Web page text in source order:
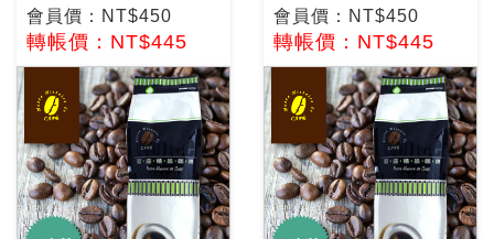
會員價：NT$450
轉帳價：NT$445
會員價：NT$450
轉帳價：NT$445